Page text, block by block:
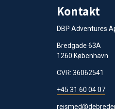
Kontakt
DBP Adventures
Bredgade 63A
1260 København
CVR: 36062541
+45 31 60 04 07